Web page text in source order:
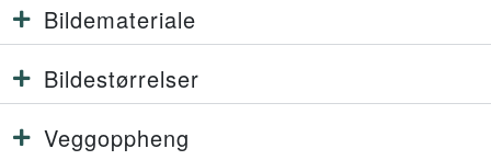
Bildemateriale
Bildestørrelser
Veggoppheng